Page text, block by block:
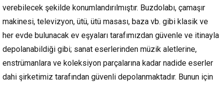
verebilecek şekilde konumlandırılmıştır. Buzdolabı, çamaşır
makinesi, televizyon, ütü, ütü masası, baza vb. gibi klasik ve
her evde bulunacak ev eşyaları tarafımızdan güvenle ve itinayla
depolanabildiği gibi; sanat eserlerinden müzik aletlerine,
enstrümanlara ve koleksiyon parçalarına kadar nadide eserler
dahi şirketimiz tarafından güvenli depolanmaktadır. Bunun için